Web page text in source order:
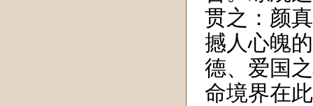
贯之：颜
撼人心魄
德、爱国
命境界在